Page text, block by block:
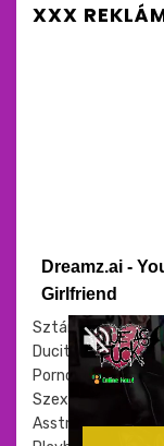
XXX
Dreamz.ai -
Girlfriend
Sztárok
Ducitárs
Pornósztorik
Szextárs kereső
Asstr